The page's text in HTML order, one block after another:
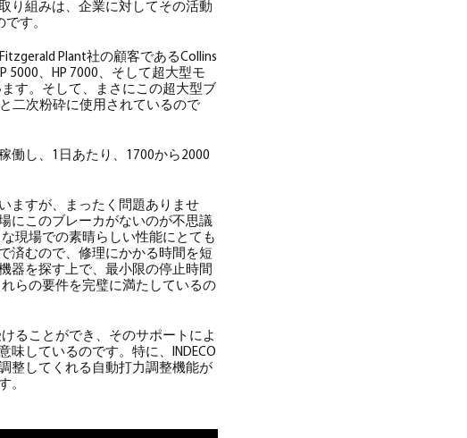
り組みは、企業に対してその活動
す。
Plant社の顧客であるCollins
5000、HP 7000、そして超大型モ
す。そして、まさにこの超大型ブ
二次粉砕に使用されているので
働し、1日あたり、1700から2000
ますが、まったく問題ありませ
にこのブレーカがないのが不思議
現場での素晴らしい性能にとても
済むので、修理にかかる時間を短
器を探す上で、最小限の停止時間
らの要件を完璧に満たしているの
ることができ、そのサポートによ
しているのです。特に、INDECO
整してくれる自動打力調整機能が
。